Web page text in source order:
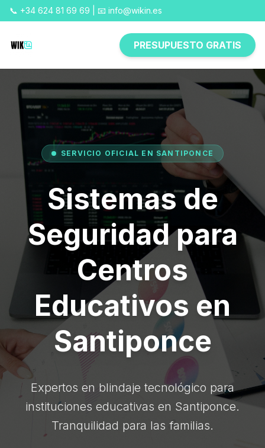
📞 +34 624 81 69 69 | 📧 info@wikin.es
PRESUPUESTO GRATIS
SERVICIO OFICIAL EN SANTIPONCE
Sistemas de
Seguridad para
Centros
Educativos en
Santiponce
Expertos en blindaje tecnológico para
instituciones educativas en Santiponce.
Tranquilidad para las familias.